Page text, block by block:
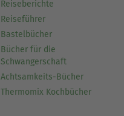
Reiseberichte
Reiseführer
Bastelbücher
Bücher für die
Schwangerschaft
Achtsamkeits-Bücher
Thermomix Kochbücher